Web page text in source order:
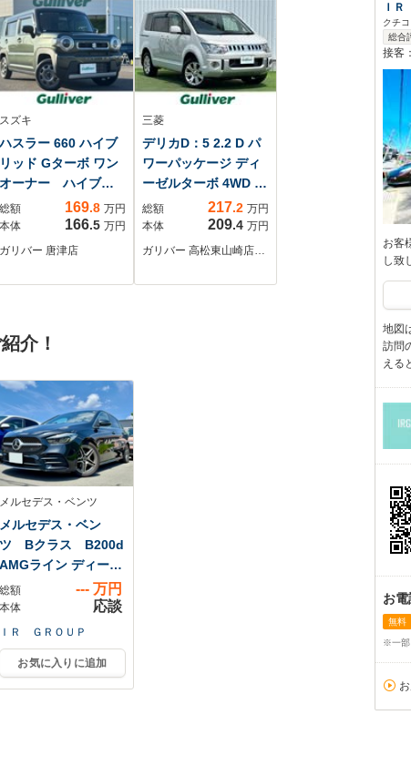
スズキ
ハスラー 660 ハイブ
リッド Gターボ ワン
オーナー ハイブリ
ッド ターボ デュ
アルカメラブレーキ
サポート メーカー
モニター フロント
ッドライト スマー
総額 169.8 万円
本体
166.5 万円
ガリバー 唐津店
三菱
デリカD：5 2.2 D パ
ワーパッケージ ディ
ーゼルターボ 4WD 禁
煙車 社外ナビ バ
ックカメラ 両側パ
ワスラ ETC パド
ングリモコン HIDヘ
総額 217.2 万円
本体
209.4 万円
ガリバー 高松東山崎店…
介！
メルセデス・ベンツ
メルセデス・ベン
ツ Bクラス B200d
AMGライン ディーゼ
ルタ...
総額 --- 万円
本体 応談
ＩＲ ＧＲＯＵＰ
お気に入りに追加
Ｉ
クチ
総合
接客：
お客
し致
地図
訪問
える
お
無料
※一部